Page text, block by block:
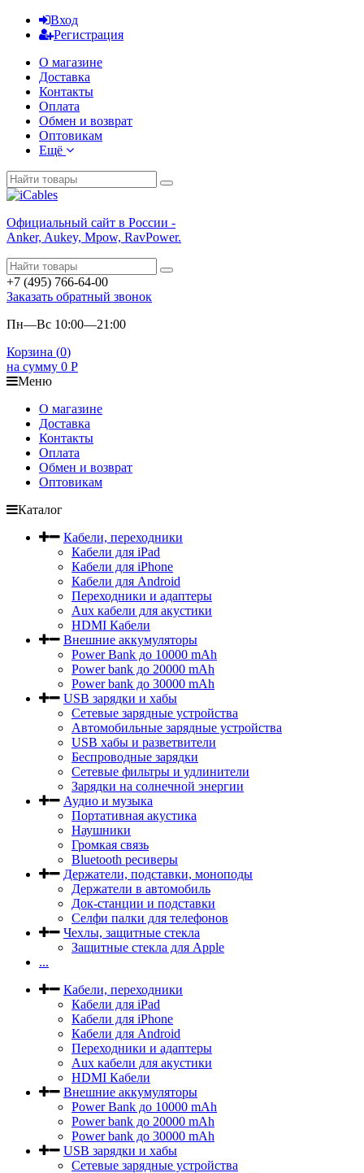
Вход
Регистрация
О магазине
Доставка
Контакты
Оплата
Обмен и возврат
Оптовикам
Ещё
Официальный сайт в России -
Anker, Aukey, Mpow, RavPower.
+7 (495) 766-64-00
Заказать обратный звонок
Пн—Вс 10:00—21:00
Корзина (0)
на сумму 0 Р
Меню
О магазине
Доставка
Контакты
Оплата
Обмен и возврат
Оптовикам
Каталог
Кабели, переходники
Кабели для iPad
Кабели для iPhone
Кабели для Android
Переходники и адаптеры
Aux кабели для акустики
HDMI Кабели
Внешние аккумуляторы
Power Bank до 10000 mAh
Power bank до 20000 mAh
Power bank до 30000 mAh
USB зарядки и хабы
Сетевые зарядные устройства
Автомобильные зарядные устройства
USB хабы и разветвители
Беспроводные зарядки
Сетевые фильтры и удлинители
Зарядки на солнечной энергии
Аудио и музыка
Портативная акустика
Наушники
Громкая связь
Bluetooth ресиверы
Держатели, подставки, моноподы
Держатели в автомобиль
Док-станции и подставки
Селфи палки для телефонов
Чехлы, защитные стекла
Защитные стекла для Apple
...
Кабели, переходники
Кабели для iPad
Кабели для iPhone
Кабели для Android
Переходники и адаптеры
Aux кабели для акустики
HDMI Кабели
Внешние аккумуляторы
Power Bank до 10000 mAh
Power bank до 20000 mAh
Power bank до 30000 mAh
USB зарядки и хабы
Сетевые зарядные устройства